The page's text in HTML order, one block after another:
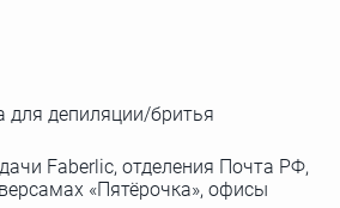
для депиляции/бритья
Faberlic, отделения Почта РФ,
«Пятёрочка», офисы